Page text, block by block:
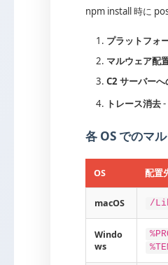
npm install 時に
プラットフォ
マルウェア配
C2 サーバーへ
トレース消去-
各 OS でのマ
OS 配置
macOS /
Windo
ws